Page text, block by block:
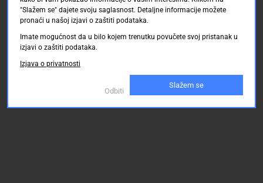
"Slažem se" dajete svoju saglasnost. Detaljne informacije možete
pronaći u našoj izjavi o zaštiti podataka.
Imate mogućnost da u bilo kojem trenutku povučete svoj pristanak u
izjavi o zaštiti podataka.
Izjava o privatnosti
Odbiti
Slažem se